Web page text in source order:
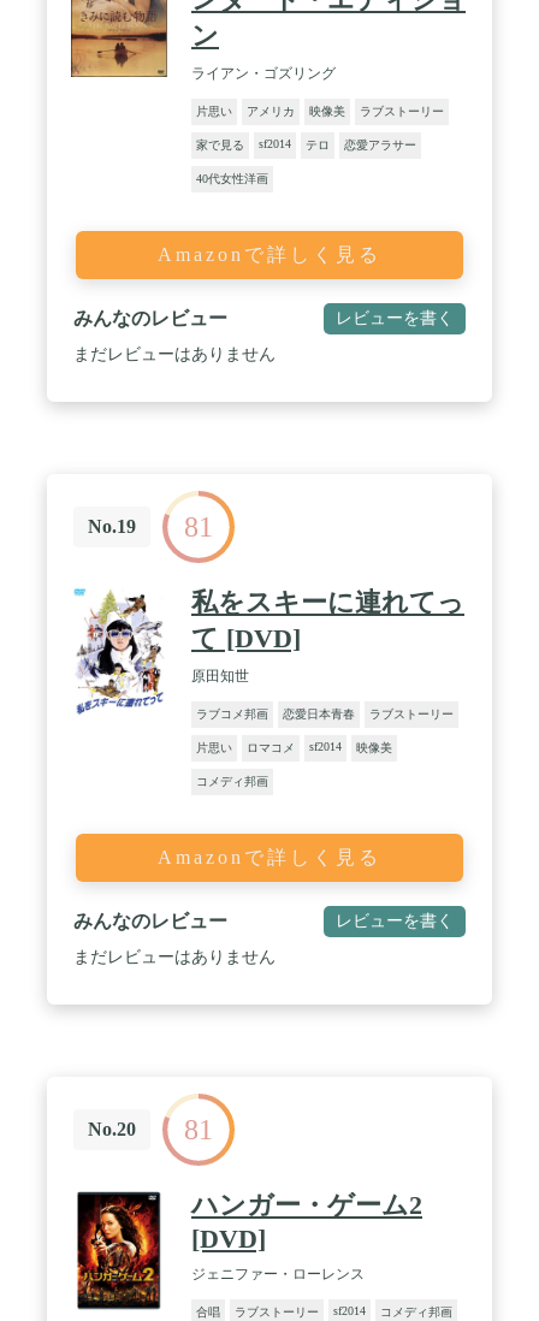
ン
ライアン・ゴズリング
片思い アメリカ 映像美 ラブストーリー
家で見る sf2014 テロ 恋愛アラサー
40代女性洋画
Amazonで詳しく見る
みんなのレビュー レビューを書く
まだレビューはありません
No.19 81
私をスキーに連れてっ
て [DVD]
原田知世
ラブコメ邦画 恋愛日本青春 ラブストーリー
片思い ロマコメ sf2014 映像美
コメディ邦画
Amazonで詳しく見る
みんなのレビュー レビューを書く
まだレビューはありません
No.20 81
ハンガー・ゲーム2
[DVD]
ジェニファー・ローレンス
合唱 ラブストーリー sf2014 コメディ邦画